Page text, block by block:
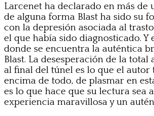
Larcenet ha declarado en más de
de alguna forma Blast ha sido su
con la depresión asociada al
el que había sido diagnosticado. Y
donde se encuentra la auténtica
Blast. La desesperación de la total
al final del túnel es lo que el autor
encima de todo, de plasmar en
es lo que hace que su lectura sea
experiencia maravillosa y un